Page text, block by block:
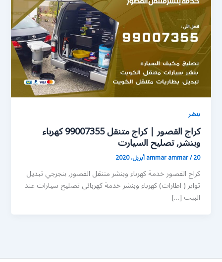
بنشر
كراج القصور | كراج متنقل 99007355 كهرباء
وبنشر, تصليح السيارت
ammar ammar/20 أبريل، 2020
كراج القصور خدمة كهرباء وبنشر متنقل القصور, بنجرجي تبديل
تواير ( اطارات) كهرباء وبنشر خدمة كهربائي تصليح سيارات عند
البيت […]